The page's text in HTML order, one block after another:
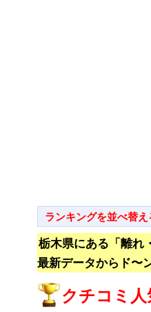
ランキングを並べ替
栃木県にある「離れ
最新データからド〜
クチコミ